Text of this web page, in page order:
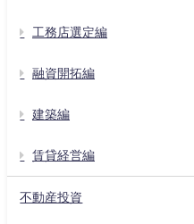
工務店選定編
融資開拓編
建築編
賃貸経営編
不動産投資